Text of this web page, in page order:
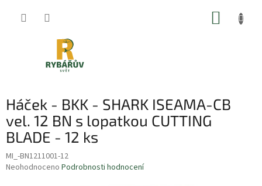
Háček - BKK - SHARK ISEAMA-CB
vel. 12 BN s lopatkou CUTTING
BLADE - 12 ks
MI_-BN1211001-12
Průměrné
Neohodnoceno Podrobnosti hodnocení